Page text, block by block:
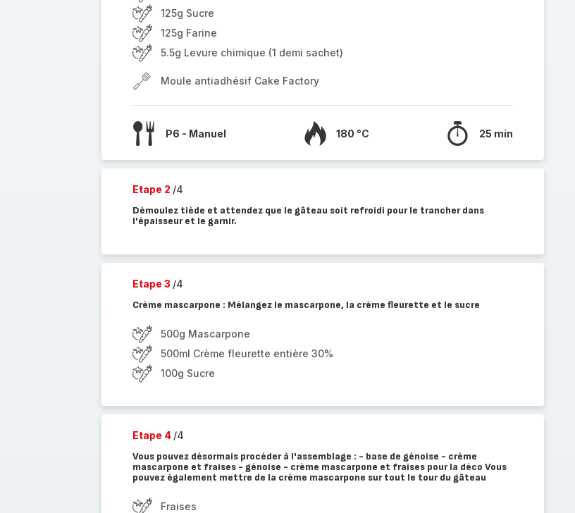
125g Sucre
125g Farine
5.5g Levure chimique (1 demi sachet)
Moule antiadhésif Cake Factory
P6 - Manuel 180 °C 25 min
Etape 2 /4
Démoulez tiède et attendez que le gâteau soit refroidi pour le trancher dans
l'épaisseur et le garnir.
Etape 3 /4
Crème mascarpone : Mélangez le mascarpone, la crème fleurette et le sucre
500g Mascarpone
500ml Crème fleurette entière 30%
100g Sucre
Etape 4 /4
Vous pouvez désormais procéder à l'assemblage : - base de génoise - crème
mascarpone et fraises - génoise - crème mascarpone et fraises pour la déco Vous
pouvez également mettre de la crème mascarpone sur tout le tour du gâteau
Fraises